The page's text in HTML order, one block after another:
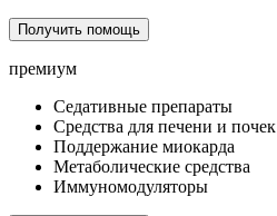
Получить помощь
премиум
Седативные препараты
Средства для печени и почек
Поддержание миокарда
Метаболические средства
Иммуномодуляторы